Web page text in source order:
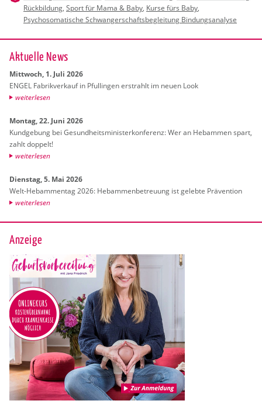
Rückbildung, Sport für Mama & Baby, Kurse fürs Baby,
Psychosomatische Schwangerschaftsbegleitung Bindungsanalyse
Ak­tu­el­le News
Mitt­woch, 1. Juli 2026
ENGEL Fa­brik­ver­kauf in Pful­lin­gen er­strahlt im neuen Look
wei­ter­le­sen
Mon­tag, 22. Juni 2026
Kund­ge­bung bei Ge­sund­heits­mi­nis­ter­kon­fe­renz: Wer an Heb­am­men spart,
zahlt dop­pelt!
wei­ter­le­sen
Diens­tag, 5. Mai 2026
Welt-Heb­am­men­tag 2026: Heb­am­men­be­treu­ung ist ge­leb­te Prä­ven­ti­on
wei­ter­le­sen
Anzeige